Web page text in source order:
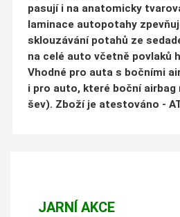
pasují i na anatomicky
laminace autopotahy
sklouzávání potahů ze
na celé auto včetně povlaků
Vhodné pro auta s bočními
i pro auto, které boční airbag
šev). Zboží je atestováno -
JARNÍ AKCE